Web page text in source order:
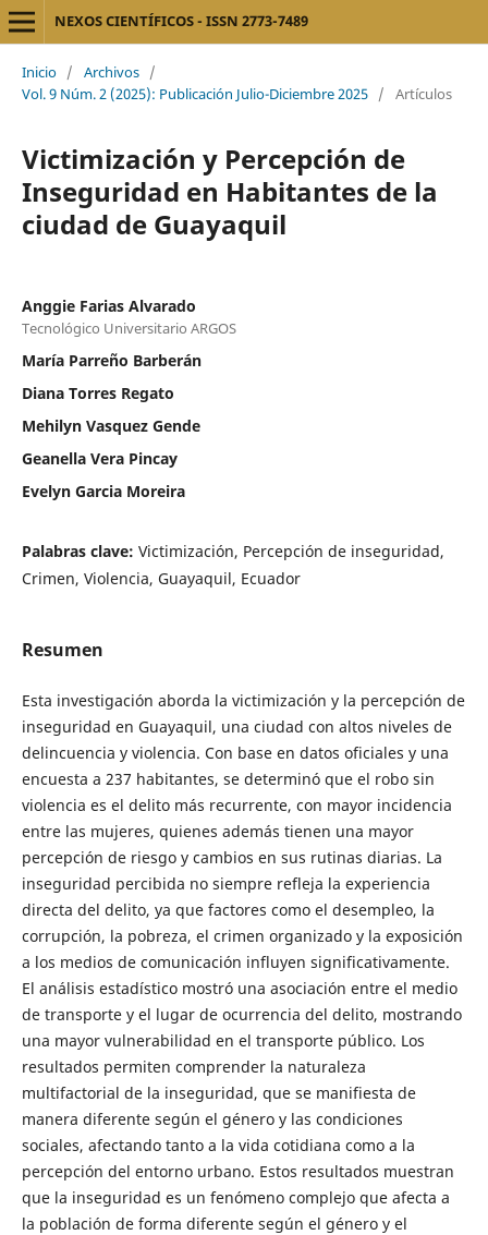
NEXOS CIENTÍFICOS - ISSN 2773-7489
Inicio / Archivos /
Vol. 9 Núm. 2 (2025): Publicación Julio-Diciembre 2025 / Artículos
Victimización y Percepción de
Inseguridad en Habitantes de la
ciudad de Guayaquil
Anggie Farias Alvarado
Tecnológico Universitario ARGOS
María Parreño Barberán
Diana Torres Regato
Mehilyn Vasquez Gende
Geanella Vera Pincay
Evelyn Garcia Moreira
Palabras clave: Victimización, Percepción de inseguridad,
Crimen, Violencia, Guayaquil, Ecuador
Resumen
Esta investigación aborda la victimización y la percepción de
inseguridad en Guayaquil, una ciudad con altos niveles de
delincuencia y violencia. Con base en datos oficiales y una
encuesta a 237 habitantes, se determinó que el robo sin
violencia es el delito más recurrente, con mayor incidencia
entre las mujeres, quienes además tienen una mayor
percepción de riesgo y cambios en sus rutinas diarias. La
inseguridad percibida no siempre refleja la experiencia
directa del delito, ya que factores como el desempleo, la
corrupción, la pobreza, el crimen organizado y la exposición
a los medios de comunicación influyen significativamente.
El análisis estadístico mostró una asociación entre el medio
de transporte y el lugar de ocurrencia del delito, mostrando
una mayor vulnerabilidad en el transporte público. Los
resultados permiten comprender la naturaleza
multifactorial de la inseguridad, que se manifiesta de
manera diferente según el género y las condiciones
sociales, afectando tanto a la vida cotidiana como a la
percepción del entorno urbano. Estos resultados muestran
que la inseguridad es un fenómeno complejo que afecta a
la población de forma diferente según el género y el